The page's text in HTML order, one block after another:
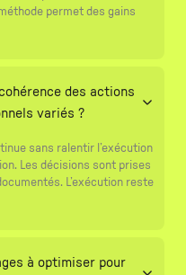
permet des gains
des actions
variés ?
sans ralentir l’exécution
Les décisions sont prises
L’exécution reste
à optimiser pour